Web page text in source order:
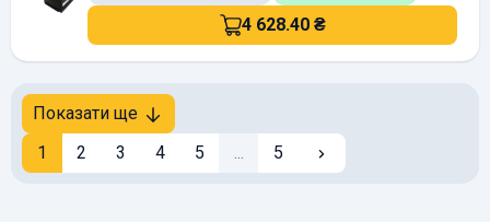
4 628.40 ₴
Показати ще
1
2 3 4 5 ... 5